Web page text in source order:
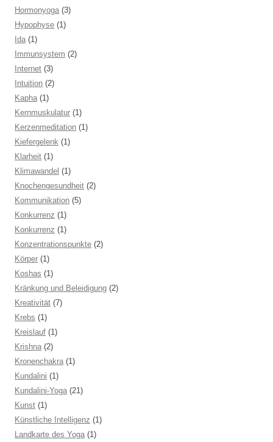
Hormonyoga (3)
Hypophyse (1)
Ida (1)
Immunsystem (2)
Internet (3)
Intuition (2)
Kapha (1)
Kernmuskulatur (1)
Kerzenmeditation (1)
Kiefergelenk (1)
Klarheit (1)
Klimawandel (1)
Knochengesundheit (2)
Kommunikation (5)
Konkurrenz (1)
Konkurrenz (1)
Konzentrationspunkte (2)
Körper (1)
Koshas (1)
Kränkung und Beleidigung (2)
Kreativität (7)
Krebs (1)
Kreislauf (1)
Krishna (2)
Kronenchakra (1)
Kundalini (1)
Kundalini-Yoga (21)
Kunst (1)
Künstliche Intelligenz (1)
Landkarte des Yoga (1)